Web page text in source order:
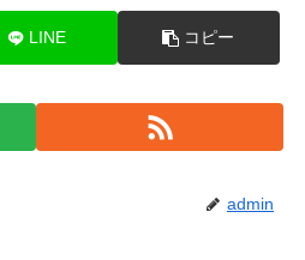
LINE コピー
admin